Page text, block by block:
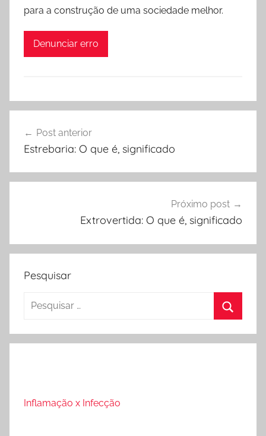
para a construção de uma sociedade melhor.
Denunciar erro
de
Post anterior
Estrebaria: O que é, significado
Próximo post
Extrovertida: O que é, significado
Pesquisar
Pesquisar
Inflamação x Infecção